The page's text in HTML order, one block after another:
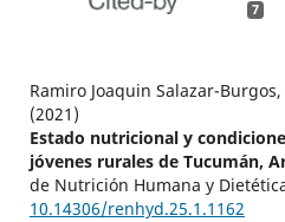
7
Ramiro Joaquin Salazar-
(2021)
Estado nutricional y
jóvenes rurales de Tucumán,
de Nutrición Humana y
10.14306/renhyd.25.1.1162